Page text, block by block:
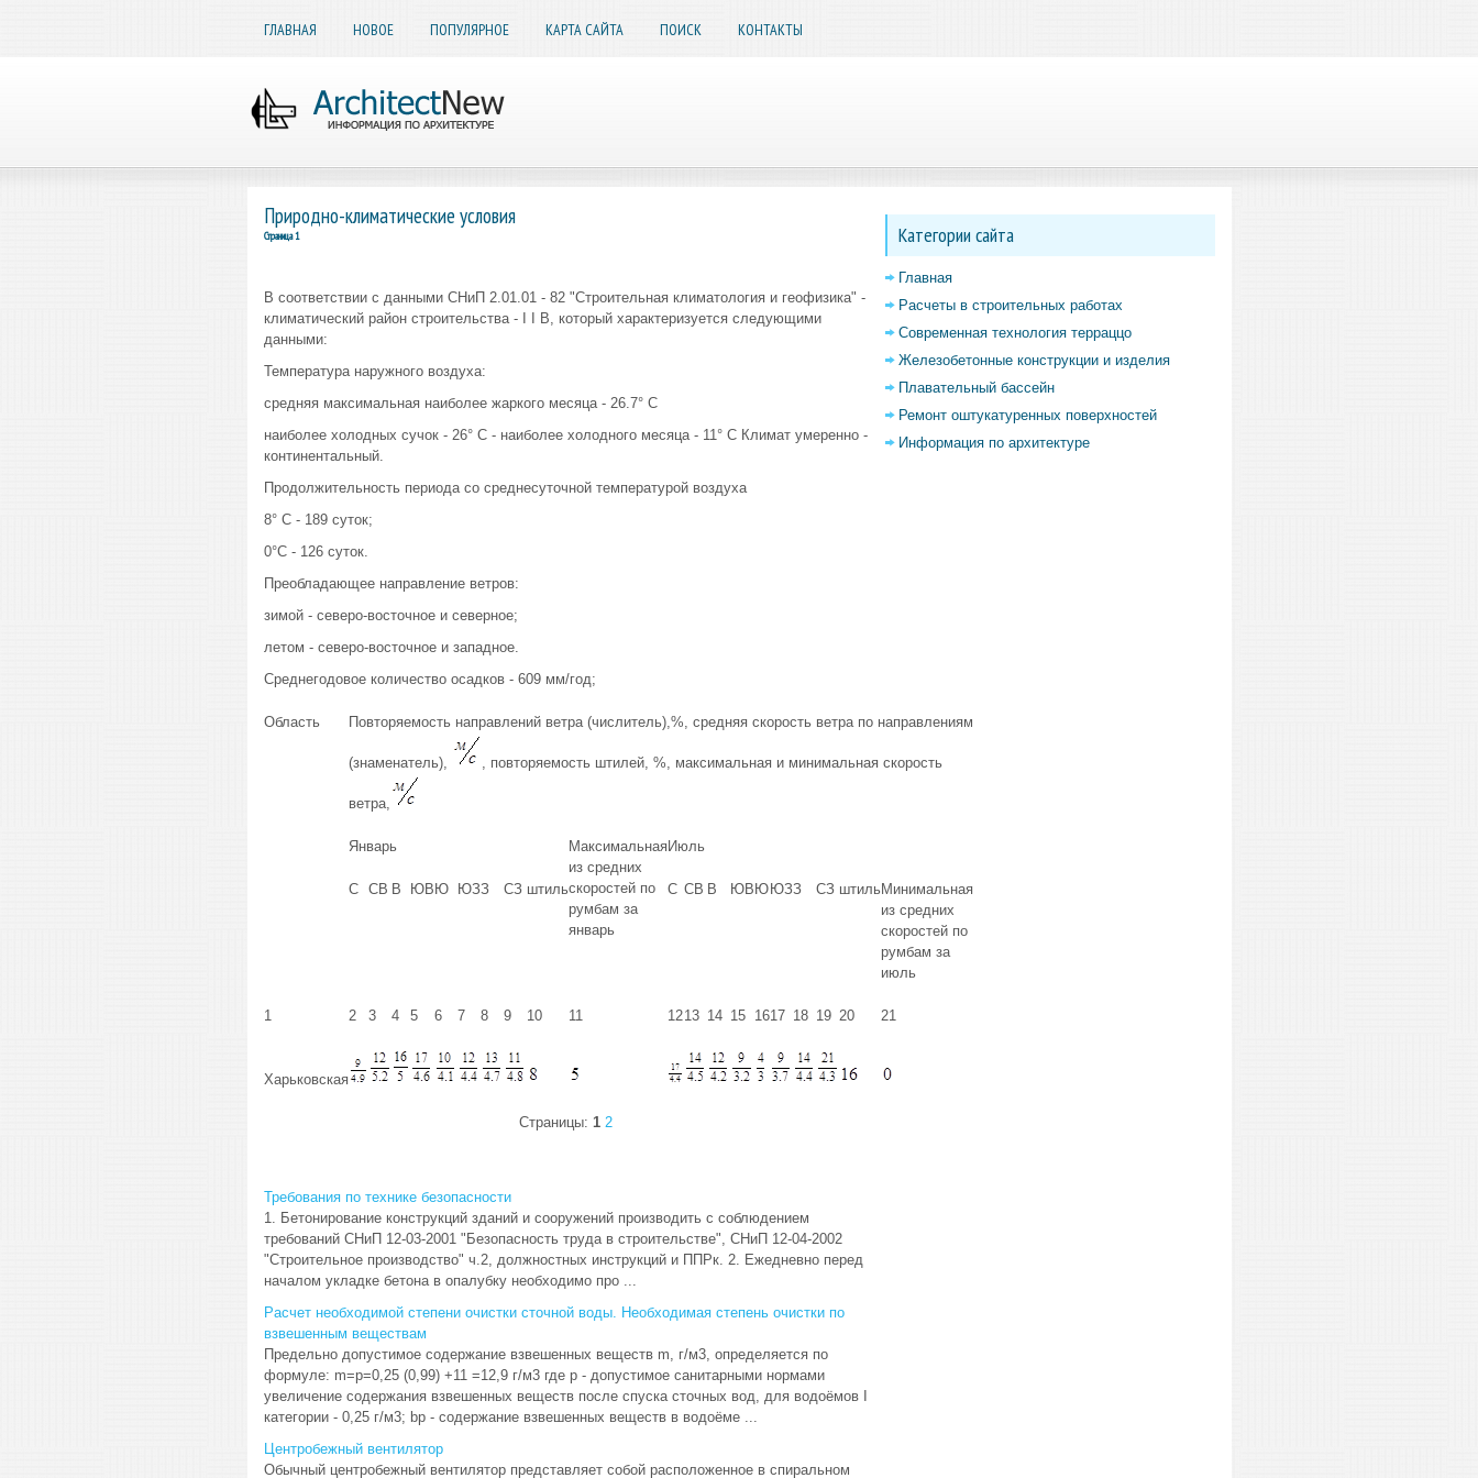
ГЛАВНАЯ НОВОЕ ПОПУЛЯРНОЕ КАРТА САЙТА ПОИСК КОНТАКТЫ
Природно-климатические условия
Страница 1
В соответствии с данными СНиП 2.01.01 - 82 "Строительная климатология и геофизика" -
климатический район строительства - I I В, который характеризуется следующими
данными:
Температура наружного воздуха:
средняя максимальная наиболее жаркого месяца - 26.7° С
наиболее холодных сучок - 26° С - наиболее холодного месяца - 11° С Климат умеренно -
континентальный.
Продолжительность периода со среднесуточной температурой воздуха
8° С - 189 суток;
0°С - 126 суток.
Преобладающее направление ветров:
зимой - северо-восточное и северное;
летом - северо-восточное и западное.
Среднегодовое количество осадков - 609 мм/год;
Область Повторяемость направлений ветра (числитель),%, средняя скорость ветра по направлениям
(знаменатель), , повторяемость штилей, %, максимальная и минимальная скорость
ветра,
Январь
Максимальная
из средних
скоростей по
румбам за
январь
Июль
С СВ В ЮВ Ю ЮЗЗ СЗ штиль С СВ В ЮВ Ю ЮЗЗ СЗ штильМинимальная
из средних
скоростей по
румбам за
июль
1 2 3 4 5 6 7 8 9 10 11 1213 14 15 1617 18 19 20 21
Харьковская
Страницы: 1 2
Требования по технике безопасности
1. Бетонирование конструкций зданий и сооружений производить с соблюдением
требований СНиП 12-03-2001 "Безопасность труда в строительстве", СНиП 12-04-2002
"Строительное производство" ч.2, должностных инструкций и ППРк. 2. Ежедневно перед
началом укладке бетона в опалубку необходимо про ...
Расчет необходимой степени очистки сточной воды. Необходимая степень очистки по
взвешенным веществам
Предельно допустимое содержание взвешенных веществ m, г/м3, определяется по
формуле: m=p=0,25 (0,99) +11 =12,9 г/м3 где р - допустимое санитарными нормами
увеличение содержания взвешенных веществ после спуска сточных вод, для водоёмов I
категории - 0,25 г/м3; bp - содержание взвешенных веществ в водоёме ...
Центробежный вентилятор
Обычный центробежный вентилятор представляет собой расположенное в спиральном
Категории сайта
Главная
Расчеты в строительных работах
Современная технология терраццо
Железобетонные конструкции и изделия
Плавательный бассейн
Ремонт оштукатуренных поверхностей
Информация по архитектуре